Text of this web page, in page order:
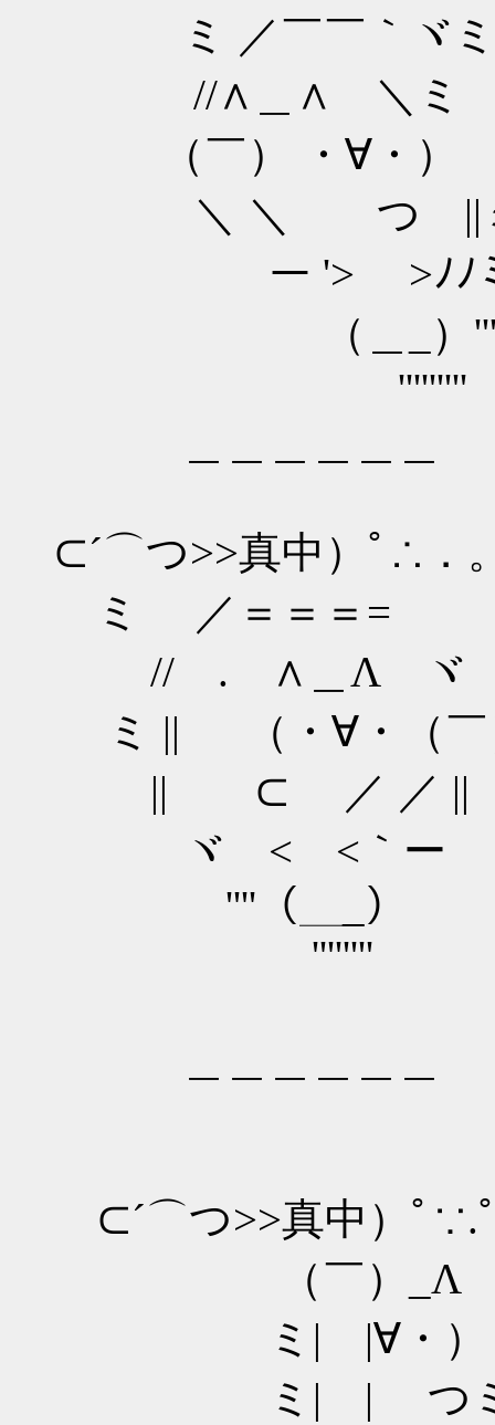
ミ ／￣￣｀ヾ
//∧＿∧ ＼ミ
（￣） ・∀・）
＼ ＼ つ ||
ー '> >ﾉﾉミ
（＿_）
'''''''''
⊂´⌒つ>>真中）ﾟ∴．
ミ ／＝＝
// . ∧＿Λ
ミ || （・∀・（
|| ⊂ ／ ／ ||
ヾ < <｀ー
''''（＿
⊂´⌒つ>>真中）ﾟ∵.
（￣）
ミ| |∀・）ミ 元
ミ| | つ